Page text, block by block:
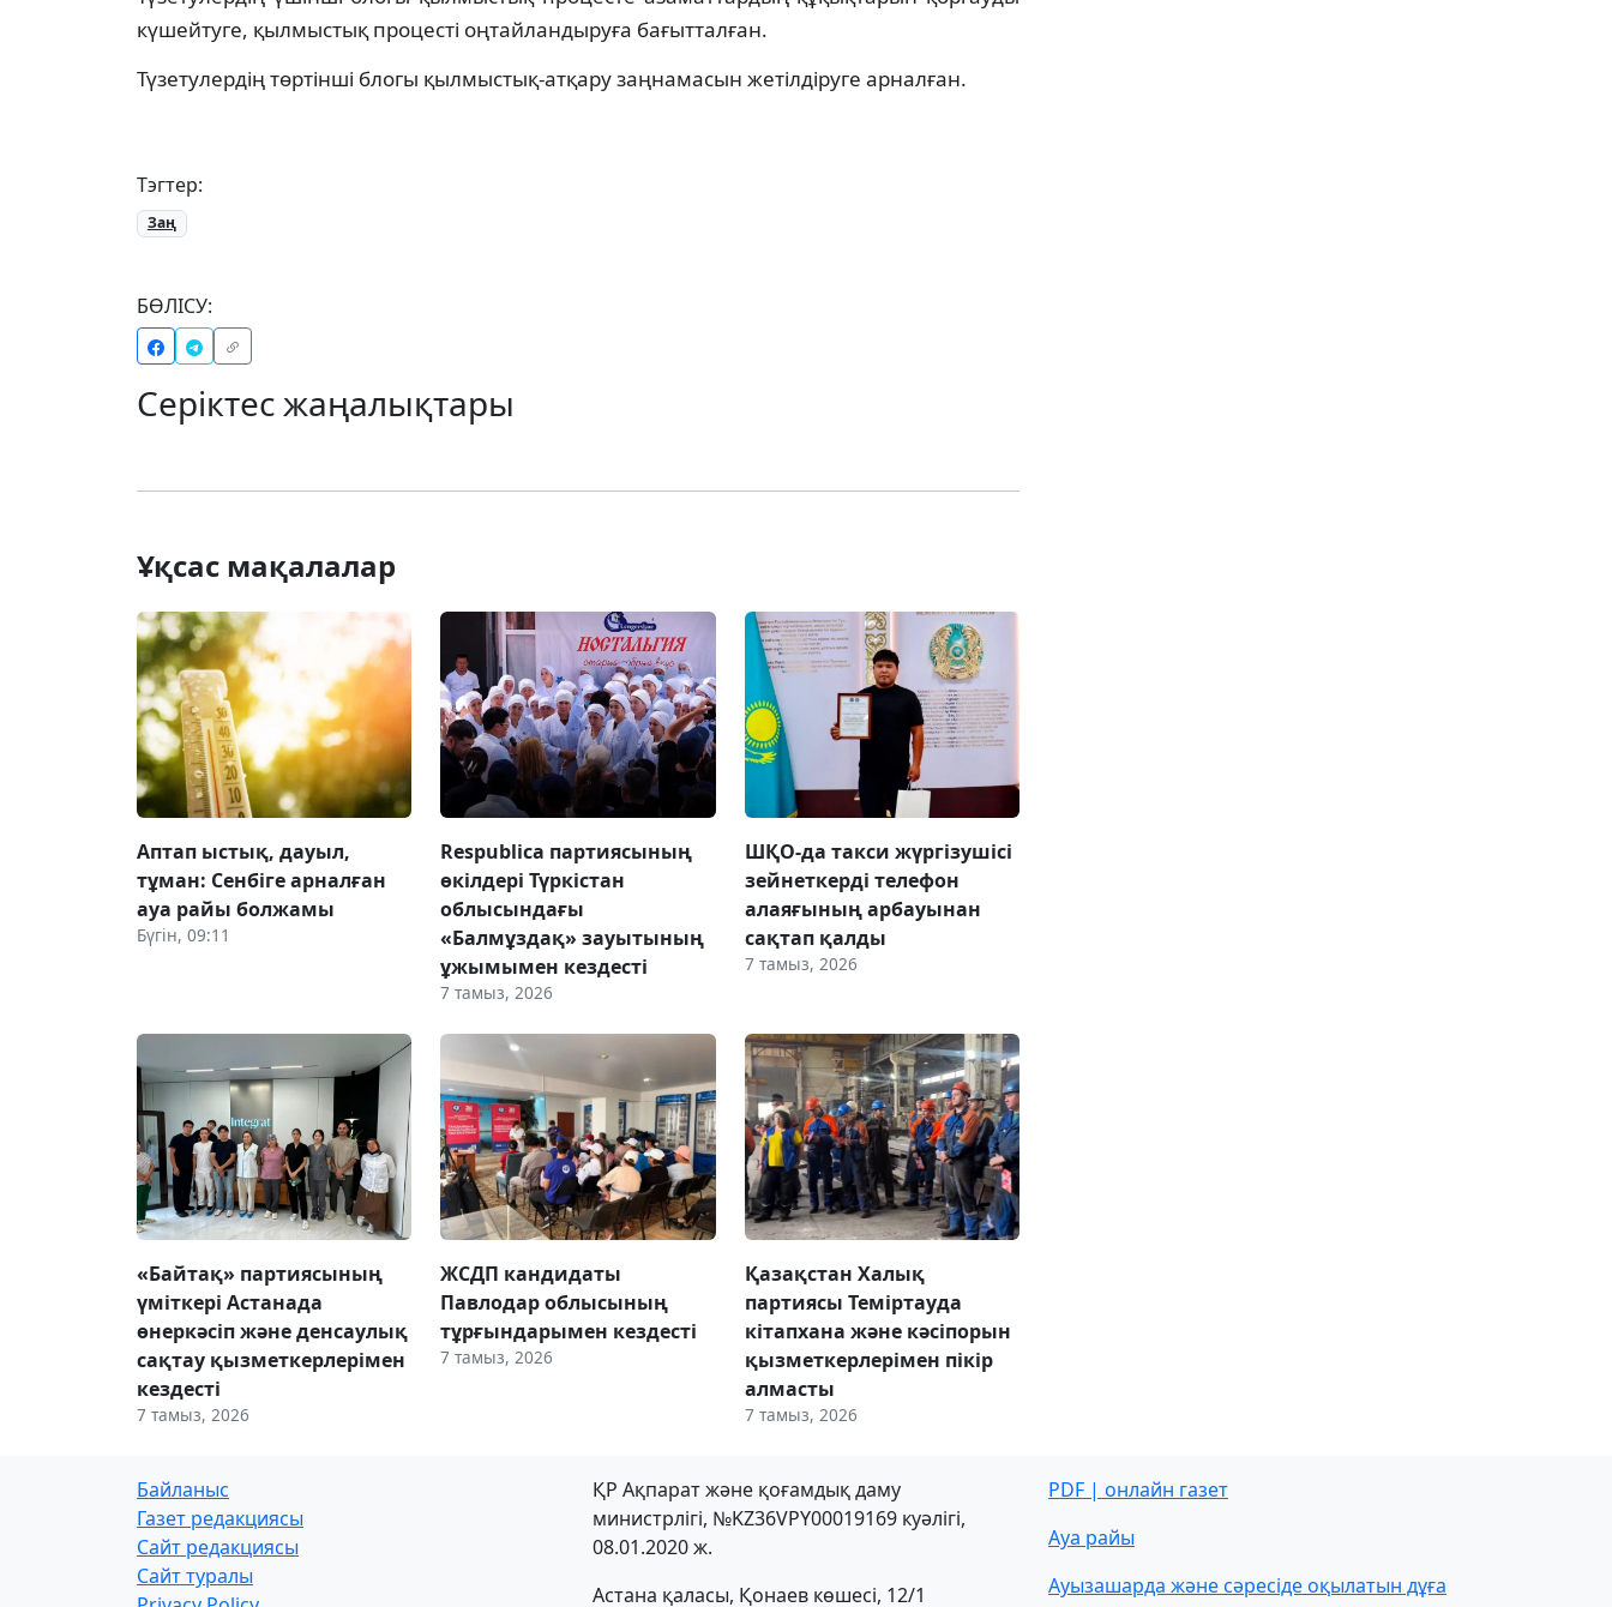
күшейтуге, қылмыстық процесті оңтайландыруға бағытталған.
Түзетулердің төртінші блогы қылмыстық-атқару заңнамасын жетілдіруге арналған.
Тэгтер:
Заң
БӨЛІСУ:
Серіктес жаңалықтары
Ұқсас мақалалар
Аптап ыстық, дауыл,
тұман: Сенбіге арналған
ауа райы болжамы
Бүгін, 09:11
Respublica партиясының
өкілдері Түркістан
облысындағы
«Балмұздақ» зауытының
ұжымымен кездесті
7 тамыз, 2026
ШҚО-да такси жүргізушісі
зейнеткерді телефон
алаяғының арбауынан
сақтап қалды
7 тамыз, 2026
«Байтақ» партиясының
үміткері Астанада
өнеркәсіп және денсаулық
сақтау қызметкерлерімен
кездесті
7 тамыз, 2026
ЖСДП кандидаты
Павлодар облысының
тұрғындарымен кездесті
7 тамыз, 2026
Қазақстан Халық
партиясы Теміртауда
кітапхана және кәсіпорын
қызметкерлерімен пікір
алмасты
7 тамыз, 2026
Байланыс
Газет редакциясы
Сайт редакциясы
Сайт туралы
ҚР Ақпарат және қоғамдық даму
министрлігі, №KZ36VPY00019169 куәлігі,
08.01.2020 ж.
Астана қаласы, Қонаев көшесі, 12/1
PDF | онлайн газет
Ауа райы
Ауызашарда және сәресіде оқылатын дұға